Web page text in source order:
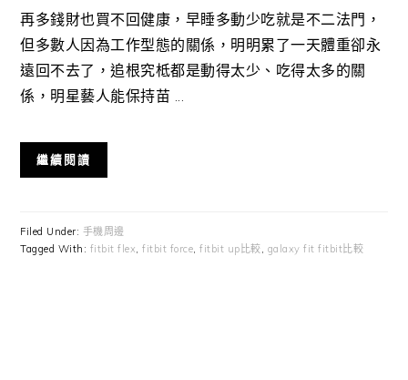
再多錢財也買不回健康，早睡多動少吃就是不二法門，
但多數人因為工作型態的關係，明明累了一天體重卻永
遠回不去了，追根究柢都是動得太少、吃得太多的關
係，明星藝人能保持苗 ...
繼續閱讀
Filed Under: 手機周邊
Tagged With: fitbit flex,fitbit force,fitbit up比較, galaxy fit fitbit比較